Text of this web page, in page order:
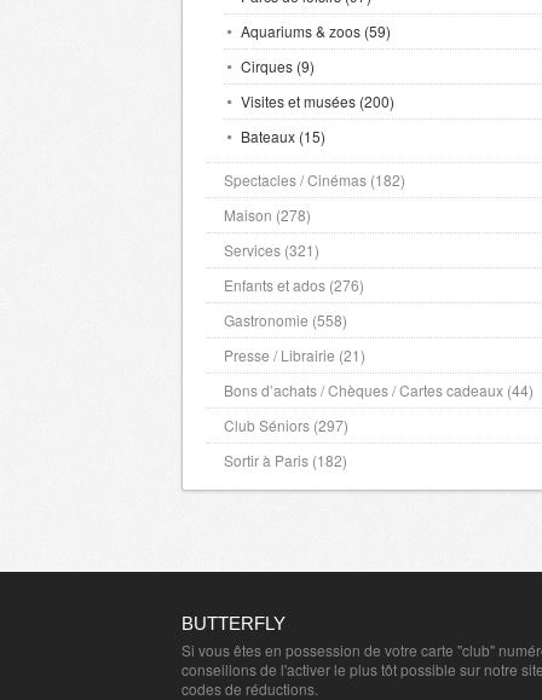
Aquariums & zoos (59)
Cirques (9)
Visites et musées (200)
Bateaux (15)
Spectacles / Cinémas (182)
Maison (278)
Services (321)
Enfants et ados (276)
Gastronomie (558)
Presse / Librairie (21)
Bons d’achats / Chèques / Cartes cadeaux (44)
Club Séniors (297)
Sortir à Paris (182)
BUTTERFLY
Si vous êtes en possession de votre carte "club"
conseillons de l'activer le plus tôt possible sur notre
codes de réductions.